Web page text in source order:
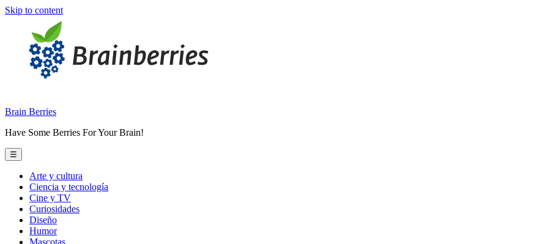
Skip to content
Brain Berries
Have Some Berries For Your Brain!
☰
Arte y cultura
Ciencia y tecnología
Cine y TV
Curiosidades
Diseño
Humor
Mascotas